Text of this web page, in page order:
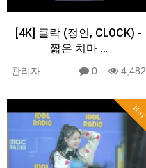
[4K] 클락 (정인, CLOCK) -
짧은 치마 …
관리자 0 4,482
Hot